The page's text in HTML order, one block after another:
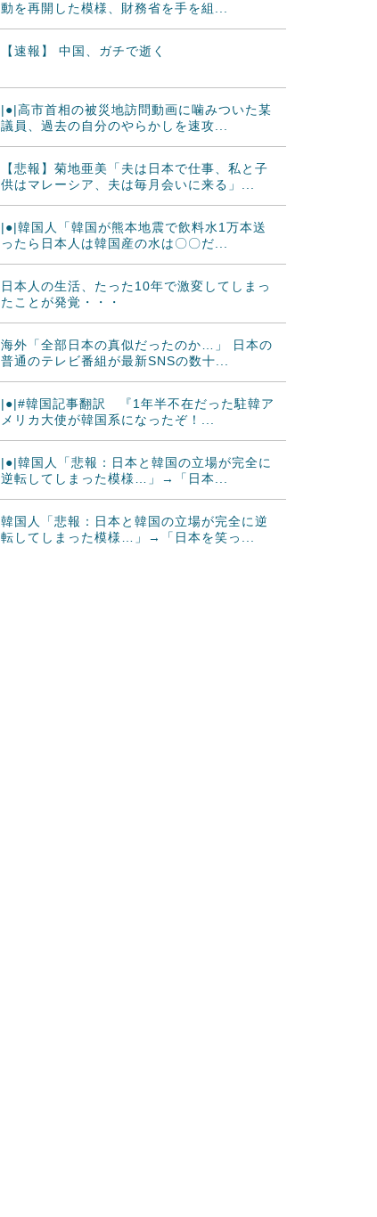
動を再開した模様、財務省を手を組...
【速報】 中国、ガチで逝く
|●|高市首相の被災地訪問動画に噛みついた某
議員、過去の自分のやらかしを速攻...
【悲報】菊地亜美「夫は日本で仕事、私と子
供はマレーシア、夫は毎月会いに来る」...
|●|韓国人「韓国が熊本地震で飲料水1万本送
ったら日本人は韓国産の水は〇〇だ...
日本人の生活、たった10年で激変してしまっ
たことが発覚・・・
海外「全部日本の真似だったのか…」 日本の
普通のテレビ番組が最新SNSの数十...
|●|#韓国記事翻訳 『1年半不在だった駐韓ア
メリカ大使が韓国系になったぞ！...
|●|韓国人「悲報：日本と韓国の立場が完全に
逆転してしまった模様…」→「日本...
韓国人「悲報：日本と韓国の立場が完全に逆
転してしまった模様…」→「日本を笑っ...